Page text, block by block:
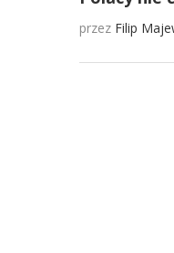
przez Filip